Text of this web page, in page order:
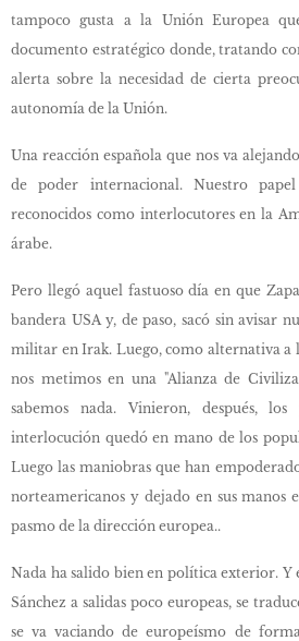
tampoco gusta a la Unión Europea
documento estratégico donde, tratando
alerta sobre la necesidad de cierta
autonomía de la Unión.
Una reacción española que nos va
de poder internacional. Nuestro
reconocidos como interlocutores en la
árabe.
Pero llegó aquel fastuoso día en que
bandera USA y, de paso, sacó sin avisar
militar en Irak. Luego, como alternativa a
nos metimos en una "Alianza de
sabemos nada. Vinieron, después,
interlocución quedó en mano de los
Luego las maniobras que han
norteamericanos y dejado en sus manos
pasmo de la dirección europea..
Nada ha salido bien en política exterior. Y
Sánchez a salidas poco europeas, se
se va vaciando de europeísmo de